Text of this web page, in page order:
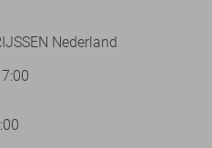
Nederland